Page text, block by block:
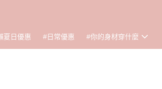
夏日優惠 #日常優惠 #你的身材穿什麼